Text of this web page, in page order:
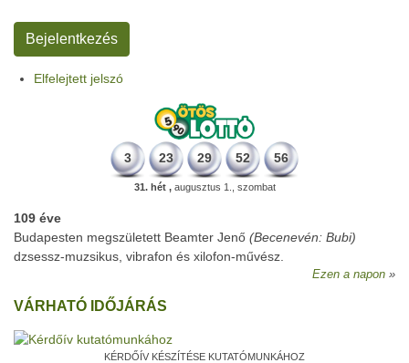
Elfelejtett jelszó
3 23 29 52 56
31. hét ,augusztus 1., szombat
109 éve
Budapesten megszületett Beamter Jenő (Becenevén: Bubi)
dzsessz-muzsikus, vibrafon és xilofon-művész.
Ezen a napon
VÁRHATÓ IDŐJÁRÁS
KÉRDŐÍV KÉSZÍTÉSE KUTATÓMUNKÁHOZ